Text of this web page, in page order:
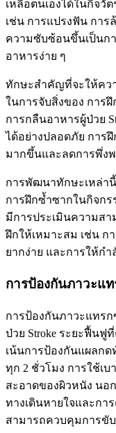
เหลือตนเองได้ในกิจวั
เช่น การแปรงฟัน การ
ความซับซ้อนขึ้นเป็นกา
อาหารง่าย ๆ
ทักษะสำคัญที่จะให้คว
ในการจับสิ่งของ การ
การกลืนอาหารผู้ป่วย
ได้อย่างปลอดภัย การ
มากขึ้นและลดการพึ่ง
การพัฒนาทักษะเหล่า
การฝึกซ้ำซากในกิจกร
มีการประเมินความส
ฝึกให้เหมาะสม เช่น
ยากง่าย และการให้กำ
การป้องกันภาวะแ
การป้องกันภาวะแทร
ป่วย Stroke ระยะฟื้นฟู
เน้นการป้องกันแผลกด
ทุก 2 ชั่วโมง การใช้เ
สะอาดของผิวหนัง นอ
ทางเดินหายใจและกา
สามารถควบคุมการขั